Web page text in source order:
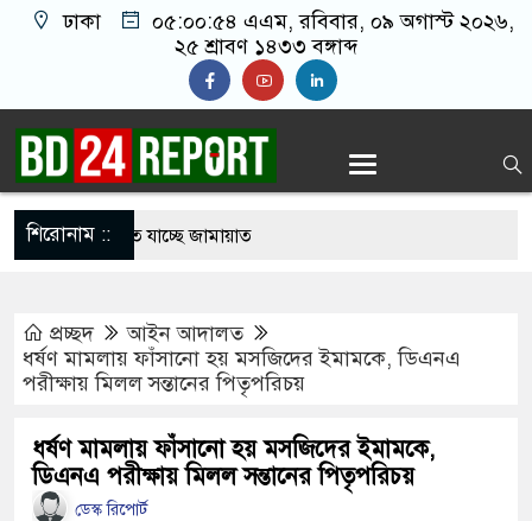
ঢাকা ০৫:০০:৫৫ এএম, রবিবার, ০৯ অগাস্ট ২০২৬,
২৫ শ্রাবণ ১৪৩৩ বঙ্গাব্দ
শিরোনাম ::
গড়তে যাচ্ছে জামায়াত
হয়ে চালকসহ নিহত ৪
তারেক রহমান
শহীদ ও আহত পরিবারের ১০ সদস্য
নিয়ে মুখ খুললেন ইনফান্তিনো
প্রচ্ছদ
আইন আদালত
ধর্ষণ মামলায় ফাঁসানো হয় মসজিদের ইমামকে, ডিএনএ
পরীক্ষায় মিলল সন্তানের পিতৃপরিচয়
ধর্ষণ মামলায় ফাঁসানো হয় মসজিদের ইমামকে,
ডিএনএ পরীক্ষায় মিলল সন্তানের পিতৃপরিচয়
ডেস্ক রিপোর্ট